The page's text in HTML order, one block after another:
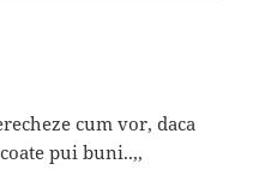
cum vor, daca
pui buni..,,